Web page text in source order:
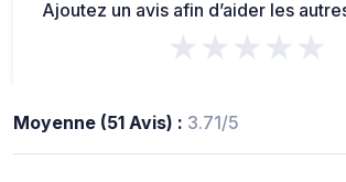
Ajoutez un avis afin d’aider les
★★★★★
Moyenne (51 Avis) : 3.71/5